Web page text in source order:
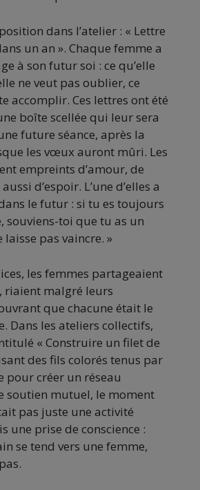
dans l’atelier : « Lettre
un an ». Chaque femme a
à son futur soi : ce qu’elle
ne veut pas oublier, ce
accomplir. Ces lettres ont été
boîte scellée qui leur sera
future séance, après la
les vœux auront mûri. Les
empreints d’amour, de
d’espoir. L’une d’elles a
le futur : si tu es toujours
souviens-toi que tu as un
pas vaincre. »
les femmes partageaient
riaient malgré leurs
que chacune était le
Dans les ateliers collectifs,
« Construire un filet de
des fils colorés tenus par
pour créer un réseau
soutien mutuel, le moment
pas juste une activité
une prise de conscience :
se tend vers une femme,